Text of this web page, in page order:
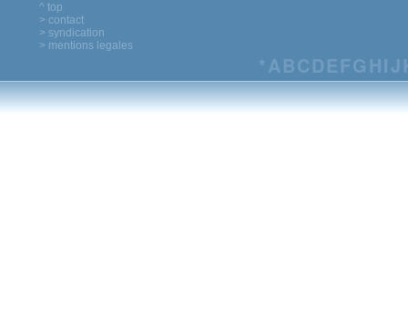
^ top
> contact
> syndication
> mentions legales
*ABCDEFG HIJ